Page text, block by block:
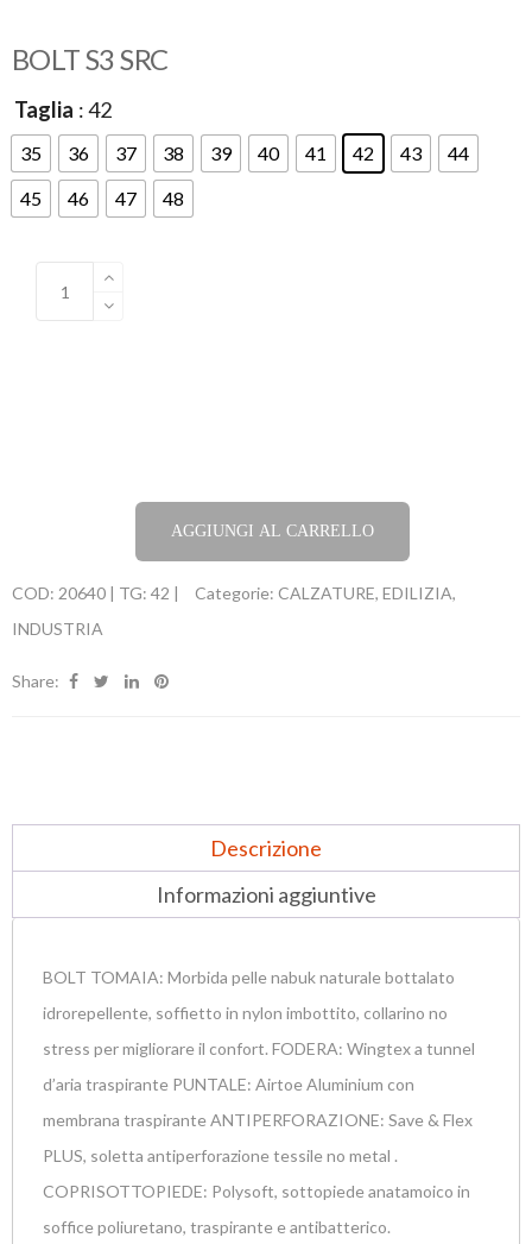
BOLT S3 SRC
Taglia : 42
35 36 37 38 39 40 41 42 43
44
45
46 47 48
AGGIUNGI AL CARRELLO
COD: 20640 | TG: 42 | Categorie: CALZATURE, EDILIZIA,
INDUSTRIA
Share:
Descrizione
Informazioni aggiuntive
BOLT TOMAIA: Morbida pelle nabuk naturale bottalato
idrorepellente, soffietto in nylon imbottito, collarino no
stress per migliorare il confort. FODERA: Wingtex a tunnel
d’aria traspirante PUNTALE: Airtoe Aluminium con
membrana traspirante ANTIPERFORAZIONE: Save & Flex
PLUS, soletta antiperforazione tessile no metal .
COPRISOTTOPIEDE: Polysoft, sottopiede anatamoico in
soffice poliuretano, traspirante e antibatterico.